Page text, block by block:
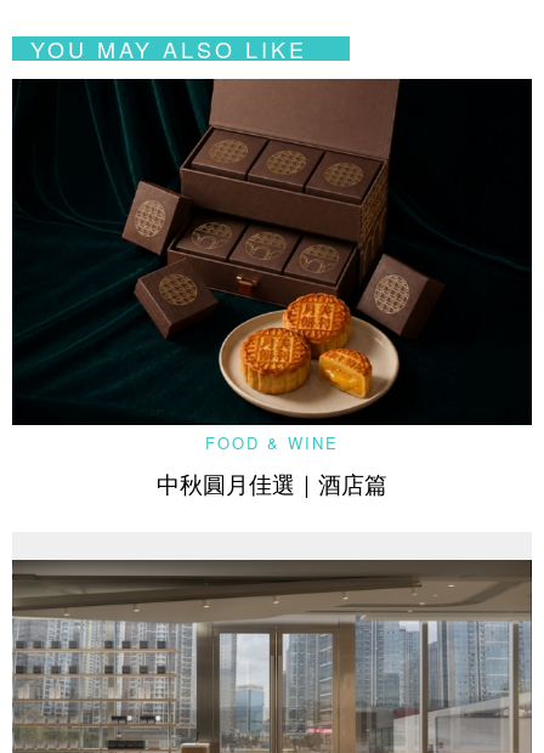
YOU MAY ALSO LIKE
FOOD & WINE
中秋圓月佳選｜酒店篇